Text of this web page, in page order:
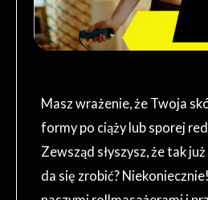
Masz wrażenie, że Twoja
formy po ciąży lub sporej
Zewsząd słyszysz, że tak
da się zrobić?